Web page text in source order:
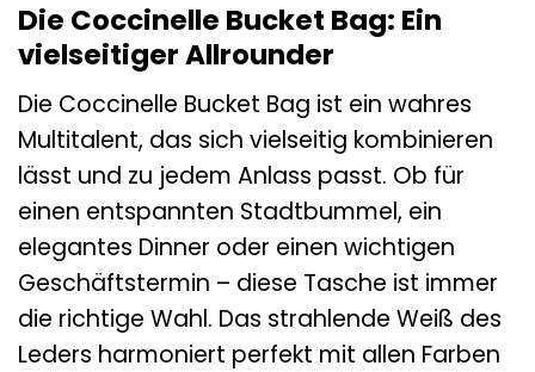
Die Coccinelle Bucket Bag: Ein
vielseitiger Allrounder
Die Coccinelle Bucket Bag ist ein wahres
Multitalent, das sich vielseitig kombinieren
lässt und zu jedem Anlass passt. Ob für
einen entspannten Stadtbummel, ein
elegantes Dinner oder einen wichtigen
Geschäftstermin – diese Tasche ist immer
die richtige Wahl. Das strahlende Weiß des
Leders harmoniert perfekt mit allen Farben